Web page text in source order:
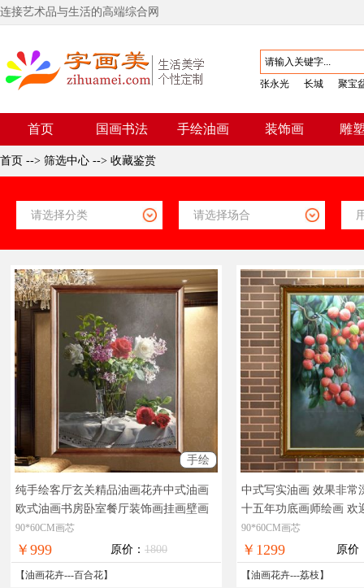
连接艺术品与生活的高端综合网
张永光 长城 聚宝
首页 国画书法 手绘油画 装饰画 雕
首页 --> 筛选中心 --> 收藏鉴赏
手绘
纯手绘客厅玄关精品油画花卉中式油画
欧式油画书房卧室餐厅装饰画挂画壁画
实物拍摄，现货图片，在线支付，全国
免邮
90*60CM画芯
￥999 原价： 1800
【油画花卉---百合花】
中式写实油画 效果非常
十五年功底画师绘画 欢
油画，目前只接受预订
90*60CM画芯
￥1299 原价
【油画花卉---荔枝】